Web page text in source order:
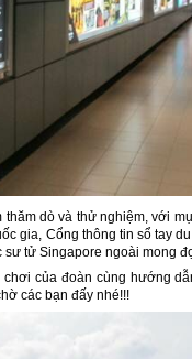
dò và thử nghiệm, với
gia, Cổng thông tin sổ tay
sư tử Singapore ngoài mong
của đoàn cùng hướng
các bạn đấy nhé!!!